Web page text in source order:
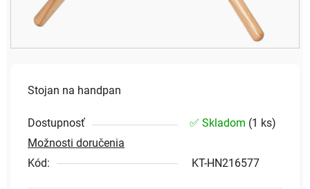
Stojan na handpan
Dostupnosť ✅ Skladom (1 ks)
Možnosti doručenia
Kód:
KT-HN216577